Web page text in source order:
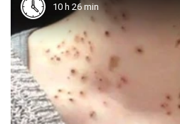
10 h 26 min